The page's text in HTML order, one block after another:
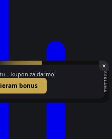
✕
– kupon za darmo!
bonus REKLAMA